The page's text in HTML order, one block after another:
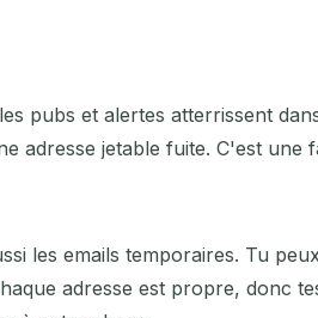
pubs et alertes atterrissent
adresse jetable fuite. C'est une
les emails temporaires. Tu
adresse est propre, donc